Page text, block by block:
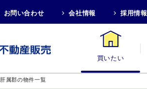
お問い合わせ 会社情報 採用情報
買いたい
肝属郡の物件一覧